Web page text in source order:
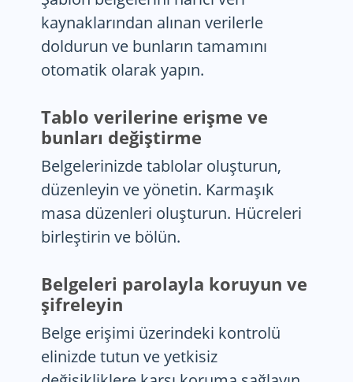
kaynaklarından alınan verilerle
doldurun ve bunların tamamını
otomatik olarak yapın.
Tablo verilerine erişme ve
bunları değiştirme
Belgelerinizde tablolar oluşturun,
düzenleyin ve yönetin. Karmaşık
masa düzenleri oluşturun. Hücreleri
birleştirin ve bölün.
Belgeleri parolayla koruyun ve
şifreleyin
Belge erişimi üzerindeki kontrolü
elinizde tutun ve yetkisiz